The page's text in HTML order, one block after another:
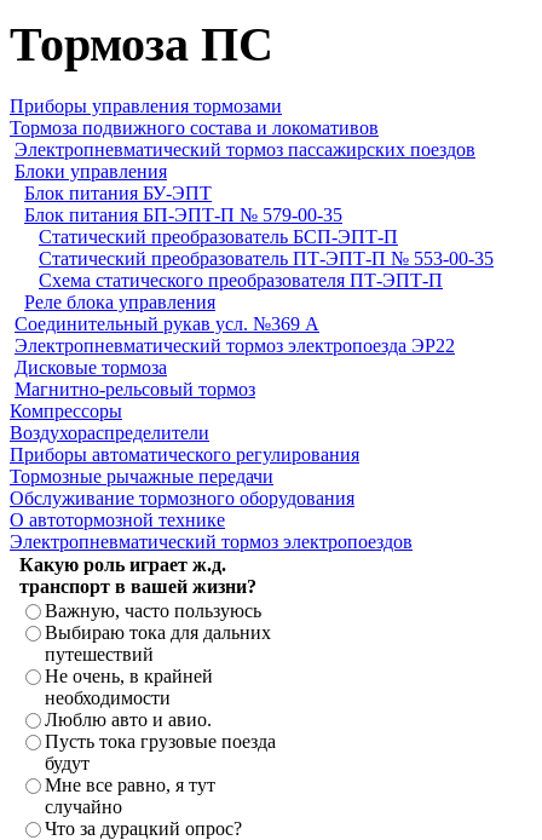
Тормоза ПС
Приборы управления тормозами
Тормоза подвижного состава и локомативов
Электропневматический тормоз пассажирских поездов
Блоки управления
Блок питания БУ-ЭПТ
Блок питания БП-ЭПТ-П № 579-00-35
Статический преобразователь БСП-ЭПТ-П
Статический преобразователь ПТ-ЭПТ-П № 553-00-35
Схема статического преобразователя ПТ-ЭПТ-П
Реле блока управления
Соединительный рукав усл. №369 А
Электропневматический тормоз электропоезда ЭР22
Дисковые тормоза
Магнитно-рельсовый тормоз
Компрессоры
Воздухораспределители
Приборы автоматического регулирования
Тормозные рычажные передачи
Обслуживание тормозного оборудования
О автотормозной технике
Электропневматический тормоз электропоездов
Какую роль играет ж.д.
транспорт в вашей жизни?
Важную, часто пользуюсь
Выбираю тока для дальних
путешествий
Не очень, в крайней
необходимости
Люблю авто и авио.
Пусть тока грузовые поезда
будут
Мне все равно, я тут
случайно
Что за дурацкий опрос?